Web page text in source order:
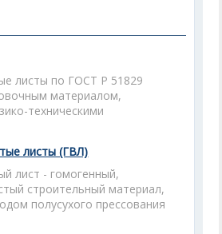
листы по ГОСТ Р 51829
материалом,
техническими
листы (ГВЛ)
лист - гомогенный,
строительный материал,
полусухого прессования